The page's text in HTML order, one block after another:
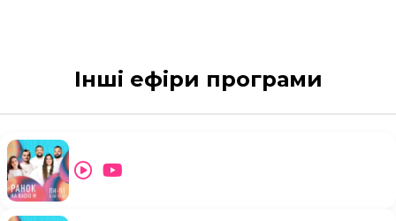
Інші ефіри програми